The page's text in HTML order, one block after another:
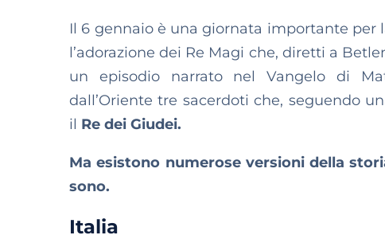
Il 6 gennaio è una giornata importante per
l’adorazione dei Re Magi che, diretti a
un episodio narrato nel Vangelo di
dall’Oriente tre sacerdoti che, seguendo
il Re dei Giudei.
Ma esistono numerose versioni della
sono.
Italia